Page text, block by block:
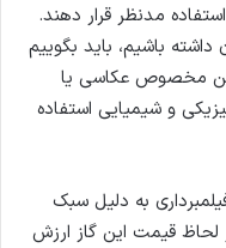
استفاده مدنظر قرار دهند.
داشته باشیم، باید بگوییم
مخصوص عکاسی یا
و شیمیایی استفاده
به دلیل سبک
لحاظ قیمت این گاز ارزش